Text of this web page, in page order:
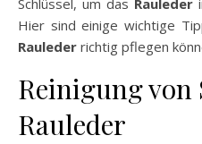
Schlüssel, um das Rauleder
Hier sind einige wichtige
Rauleder richtig pflegen
Reinigung von
Rauleder